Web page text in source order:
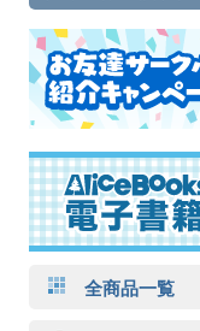
全商品一覧